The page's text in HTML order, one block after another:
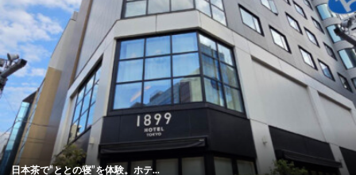
日本茶で“ととの寝”を体験。ホテ...